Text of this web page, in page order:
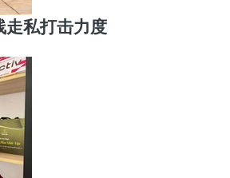
走私打击力度